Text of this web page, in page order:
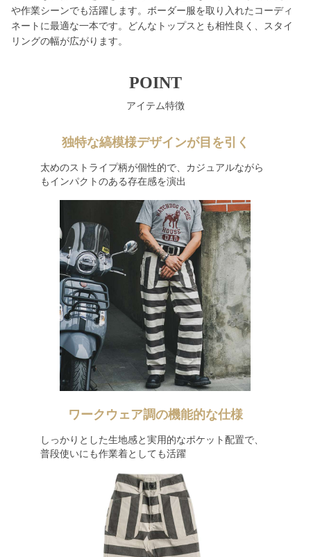
や作業シーンでも活躍します。ボーダー服を取り入れたコーディ
ネートに最適な一本です。どんなトップスとも相性良く、スタイ
リングの幅が広がります。
POINT
アイテム特徴
独特な縞模様デザインが目を引く
太めのストライプ柄が個性的で、カジュアルながら
もインパクトのある存在感を演出
ワークウェア調の機能的な仕様
しっかりとした生地感と実用的なポケット配置で、
普段使いにも作業着としても活躍